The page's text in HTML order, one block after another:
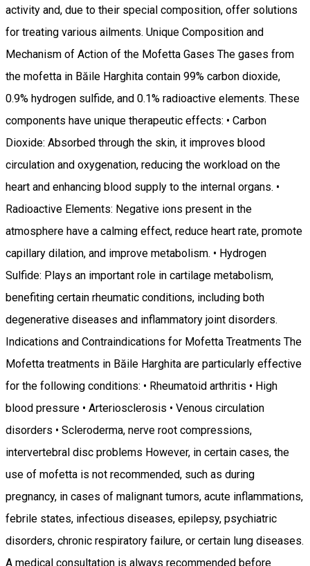
activity and, due to their special composition, offer solutions
for treating various ailments. Unique Composition and
Mechanism of Action of the Mofetta Gases The gases from
the mofetta in Băile Harghita contain 99% carbon dioxide,
0.9% hydrogen sulfide, and 0.1% radioactive elements. These
components have unique therapeutic effects: • Carbon
Dioxide: Absorbed through the skin, it improves blood
circulation and oxygenation, reducing the workload on the
heart and enhancing blood supply to the internal organs. •
Radioactive Elements: Negative ions present in the
atmosphere have a calming effect, reduce heart rate, promote
capillary dilation, and improve metabolism. • Hydrogen
Sulfide: Plays an important role in cartilage metabolism,
benefiting certain rheumatic conditions, including both
degenerative diseases and inflammatory joint disorders.
Indications and Contraindications for Mofetta Treatments The
Mofetta treatments in Băile Harghita are particularly effective
for the following conditions: • Rheumatoid arthritis • High
blood pressure • Arteriosclerosis • Venous circulation
disorders • Scleroderma, nerve root compressions,
intervertebral disc problems However, in certain cases, the
use of mofetta is not recommended, such as during
pregnancy, in cases of malignant tumors, acute inflammations,
febrile states, infectious diseases, epilepsy, psychiatric
disorders, chronic respiratory failure, or certain lung diseases.
A medical consultation is always recommended before